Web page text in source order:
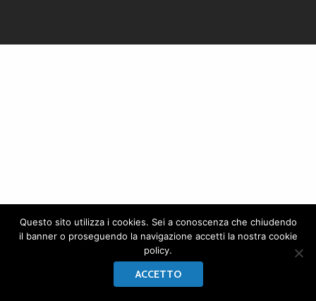
Questo sito utilizza i cookies. Sei a conoscenza che chiudendo
il banner o proseguendo la navigazione accetti la nostra cookie
policy.
ACCETTO